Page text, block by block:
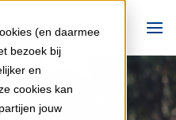
(en daarmee
bezoek bij
en
cookies kan
jouw